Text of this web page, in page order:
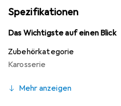
Spezifikationen
Das Wichtigste auf einen Blick
Zubehörkategorie
Karosserie
Mehr anzeigen